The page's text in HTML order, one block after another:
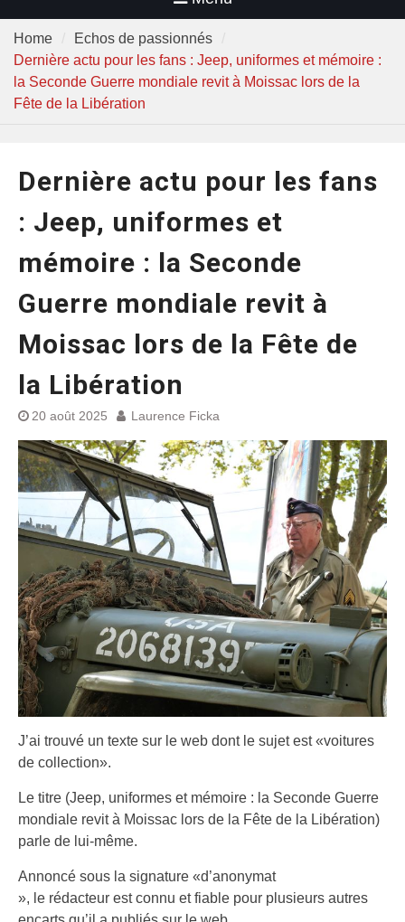
Home
Echos de passionnés
Dernière actu pour les fans : Jeep, uniformes et mémoire :
la Seconde Guerre mondiale revit à Moissac lors de la
Fête de la Libération
Dernière actu pour les fans
: Jeep, uniformes et
mémoire : la Seconde
Guerre mondiale revit à
Moissac lors de la Fête de
la Libération
20 août 2025 Laurence Ficka
J’ai trouvé un texte sur le web dont le sujet est «voitures
de collection».
Le titre (Jeep, uniformes et mémoire : la Seconde Guerre
mondiale revit à Moissac lors de la Fête de la Libération)
parle de lui-même.
Annoncé sous la signature «d’anonymat
», le rédacteur est connu et fiable pour plusieurs autres